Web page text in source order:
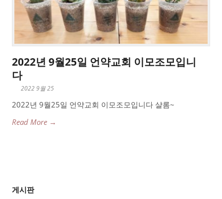
2022년 9월25일 언약교회 이모조모입니
다
2022 9월 25
2022년 9월25일 언약교회 이모조모입니다 샬롬~
Read More →
게시판